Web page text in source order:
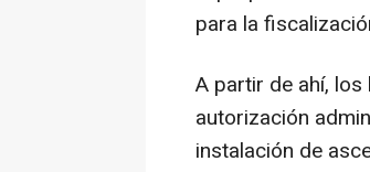
para la
A partir de ahí,
autorización
instalación de